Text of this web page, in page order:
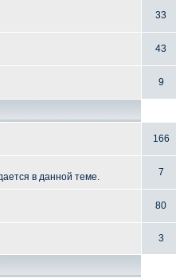
33
43
9
166
в данной теме. 7
80
3